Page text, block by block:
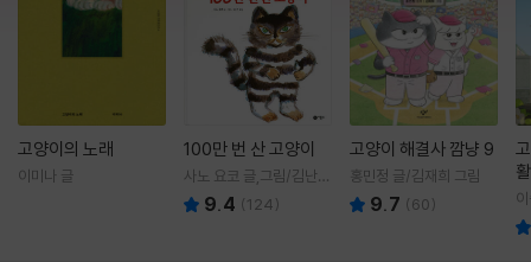
고양이의 노래
이미나 글
100만 번 산 고양이
사노 요코 글,그림/김난주
역 9.4 (124)
고양이 해결사 깜냥 9
홍민정 글/김재희 그림
9.7 (60)